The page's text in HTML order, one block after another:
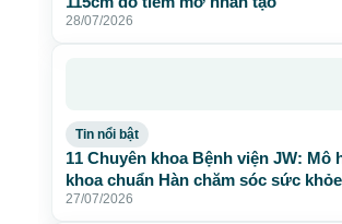
28/07/2026
Tin nổi bật
11 Chuyên khoa Bệnh viện JW: Mô
khoa chuẩn Hàn chăm sóc sức
27/07/2026